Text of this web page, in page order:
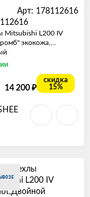
Арт: 178112616
Mitsubishi L200 IV
экокожа,
14 200 ₽
скидка
15%